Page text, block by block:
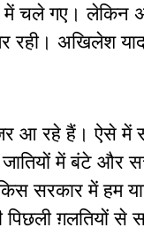
चले गए। लेकिन अब
अखिलेश
आ रहे हैं। ऐसे में
में बंटे और
सरकार में हम
पिछली ग़लतियों